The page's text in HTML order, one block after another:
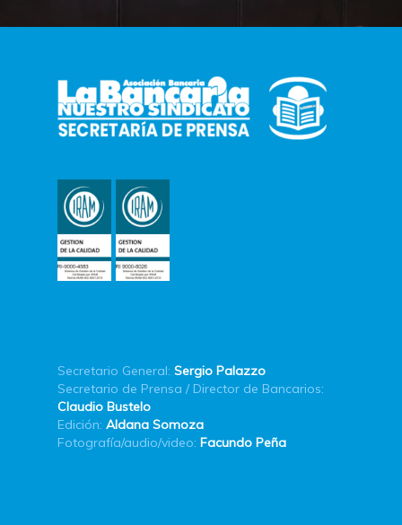
Secretario General: Sergio Palazzo
Secretario de Prensa / Director de Bancarios:
Claudio Bustelo
Edición: Aldana Somoza
Fotografía/audio/video: Facundo Peña